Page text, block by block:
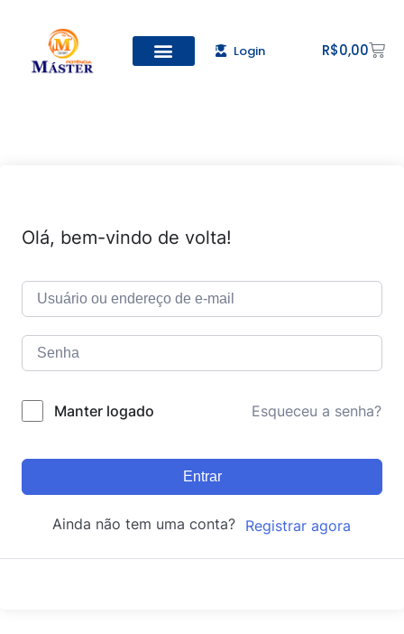
Login R$0,00
Olá, bem-vindo de volta!
Manter logado Esqueceu a senha?
Entrar
Ainda não tem uma conta? Registrar agora